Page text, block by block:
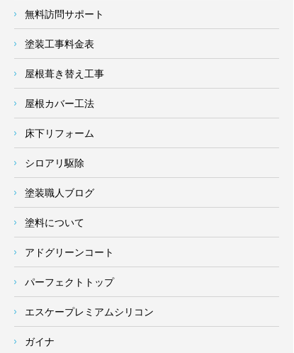
無料訪問サポート
塗装工事料金表
屋根葺き替え工事
屋根カバー工法
床下リフォーム
シロアリ駆除
塗装職人ブログ
塗料について
アドグリーンコート
パーフェクトトップ
エスケープレミアムシリコン
ガイナ